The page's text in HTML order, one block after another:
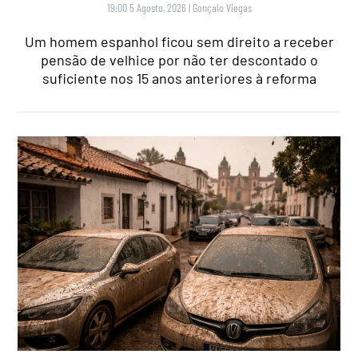
19:00 5 Agosto, 2026 | Gonçalo Viegas
Um homem espanhol ficou sem direito a receber
pensão de velhice por não ter descontado o
suficiente nos 15 anos anteriores à reforma